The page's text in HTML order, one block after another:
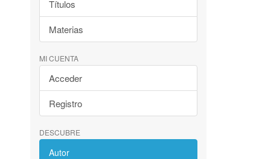
Títulos
Materias
MI CUENTA
Acceder
Registro
DESCUBRE
Autor